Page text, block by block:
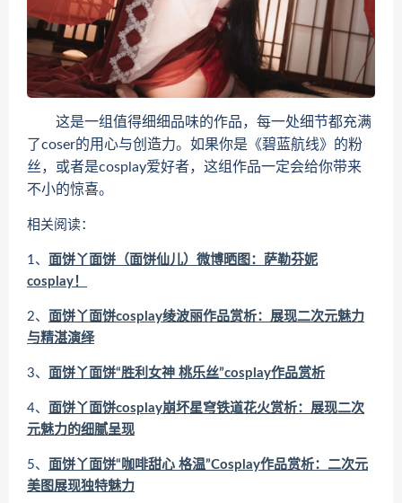
这是一组值得细细品味的作品，每一处细节都充满
了coser的用心与创造力。如果你是《碧蓝航线》的粉
丝，或者是cosplay爱好者，这组作品一定会给你带来
不小的惊喜。
相关阅读：
1、 面饼丫面饼（面饼仙儿）微博晒图：萨勒芬妮
cosplay！
2、 面饼丫面饼cosplay绫波丽作品赏析：展现二次元魅力
与精湛演绎
3、 面饼丫面饼“胜利女神 桃乐丝”cosplay作品赏析
4、 面饼丫面饼cosplay崩坏星穹铁道花火赏析：展现二次
元魅力的细腻呈现
5、 面饼丫面饼“咖啡甜心 格温”Cosplay作品赏析：二次元
美图展现独特魅力